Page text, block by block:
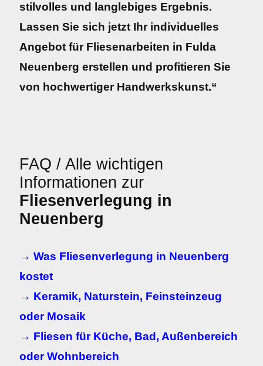
stilvolles und langlebiges Ergebnis.
Lassen Sie sich jetzt Ihr individuelles
Angebot für Fliesenarbeiten in Fulda
Neuenberg erstellen und profitieren Sie
von hochwertiger Handwerkskunst.“
FAQ / Alle wichtigen
Informationen zur
Fliesenverlegung in
Neuenberg
→ Was Fliesenverlegung in Neuenberg
kostet
→ Keramik, Naturstein, Feinsteinzeug
oder Mosaik
→ Fliesen für Küche, Bad, Außenbereich
oder Wohnbereich